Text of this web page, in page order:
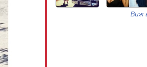
Виж